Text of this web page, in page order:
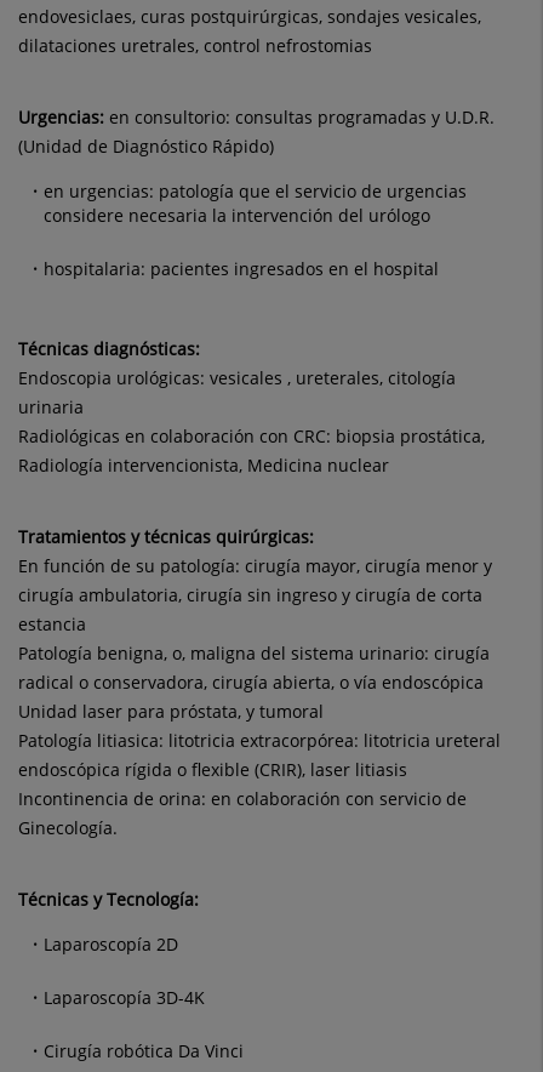
endovesiclaes, curas postquirúrgicas, sondajes vesicales,
dilataciones uretrales, control nefrostomias
Urgencias: en consultorio: consultas programadas y U.D.R.
(Unidad de Diagnóstico Rápido)
en urgencias: patología que el servicio de urgencias
considere necesaria la intervención del urólogo
hospitalaria: pacientes ingresados en el hospital
Técnicas diagnósticas:
Endoscopia urológicas: vesicales , ureterales, citología
urinaria
Radiológicas en colaboración con CRC: biopsia prostática,
Radiología intervencionista, Medicina nuclear
Tratamientos y técnicas quirúrgicas:
En función de su patología: cirugía mayor, cirugía menor y
cirugía ambulatoria, cirugía sin ingreso y cirugía de corta
estancia
Patología benigna, o, maligna del sistema urinario: cirugía
radical o conservadora, cirugía abierta, o vía endoscópica
Unidad laser para próstata, y tumoral
Patología litiasica: litotricia extracorpórea: litotricia ureteral
endoscópica rígida o flexible (CRIR), laser litiasis
Incontinencia de orina: en colaboración con servicio de
Ginecología.
Técnicas y Tecnología:
Laparoscopía 2D
Laparoscopía 3D-4K
Cirugía robótica Da Vinci